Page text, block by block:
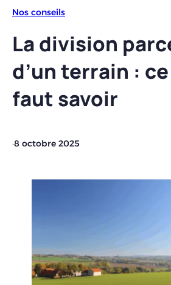
Nos conseils
La division
d’un terrain :
faut savoir
·8 octobre 2025